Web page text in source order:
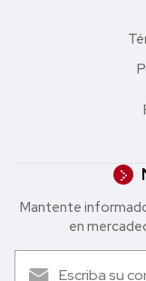
Mantente
en